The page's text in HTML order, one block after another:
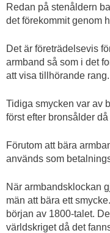
Redan på stenåldern
det förekommit genom
Det är företrädelsevis
armband så som i det
att visa tillhörande rang.
Tidiga smycken var av
först efter bronsålder
Förutom att bära
används som
När armbandsklockan
män att bära ett
början av 1800-talet.
världskriget då det